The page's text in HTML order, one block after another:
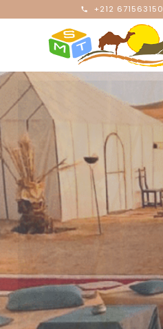
+212 671563150